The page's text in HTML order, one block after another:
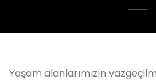
Yaşam alanlarımızın